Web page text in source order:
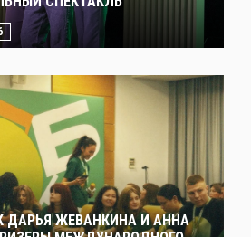
ДАРЬЯ ЖЕВАНКИНА И АННА